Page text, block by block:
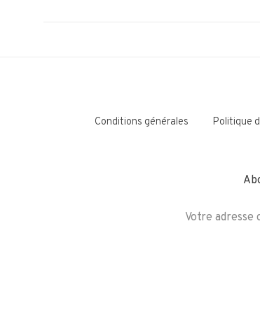
Conditions générales Politique